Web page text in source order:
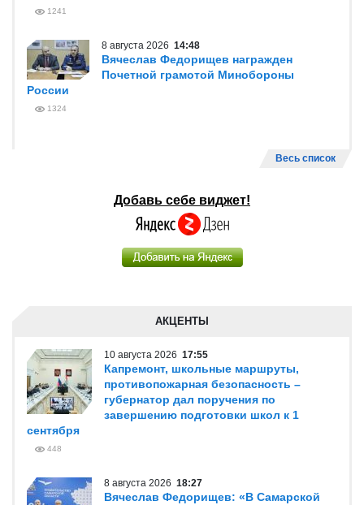
1241
8 августа 2026 14:48
Вячеслав Федорищев награжден
Почетной грамотой Минобороны
России
1324
Весь список
Добавь себе виджет!
АКЦЕНТЫ
10 августа 2026 17:55
Капремонт, школьные маршруты,
противопожарная безопасность –
губернатор дал поручения по
завершению подготовки школ к 1
сентября
448
8 августа 2026 18:27
Вячеслав Федорищев: «В Самарской